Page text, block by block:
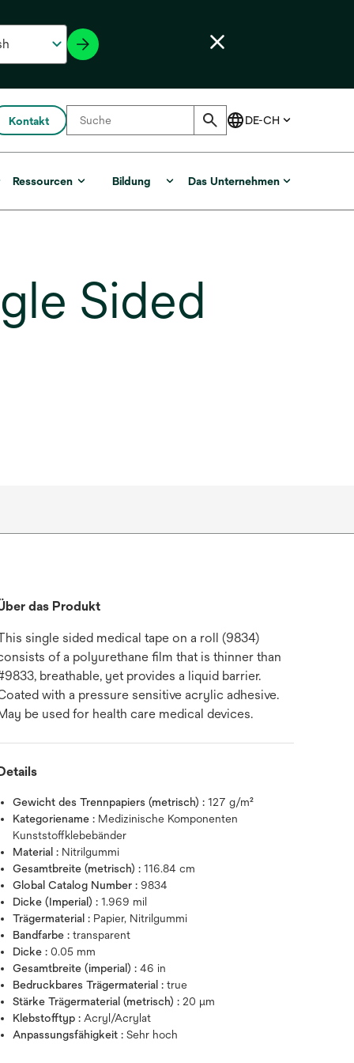
Kontakt
Ressourcen Bildung Das Unternehmen
Sided
das Produkt
single sided medical tape on a roll (9834)
of a polyurethane film that is thinner than
breathable, yet provides a liquid barrier.
with a pressure sensitive acrylic adhesive.
be used for health care medical devices.
Gewicht des Trennpapiers (metrisch) :127 g/m²
Kategoriename : Medizinische Komponenten
Kunststoffklebebänder
Material : Nitrilgummi
Gesamtbreite (metrisch) :116.84 cm
Global Catalog Number : 9834
Dicke (Imperial) :1.969 mil
Trägermaterial : Papier, Nitrilgummi
Bandfarbe :transparent
Dicke :0.05 mm
Gesamtbreite (imperial) :46 in
Bedruckbares Trägermaterial :true
Stärke Trägermaterial (metrisch) :20 μm
Klebstofftyp : Acryl/Acrylat
Anpassungsfähigkeit :Sehr hoch